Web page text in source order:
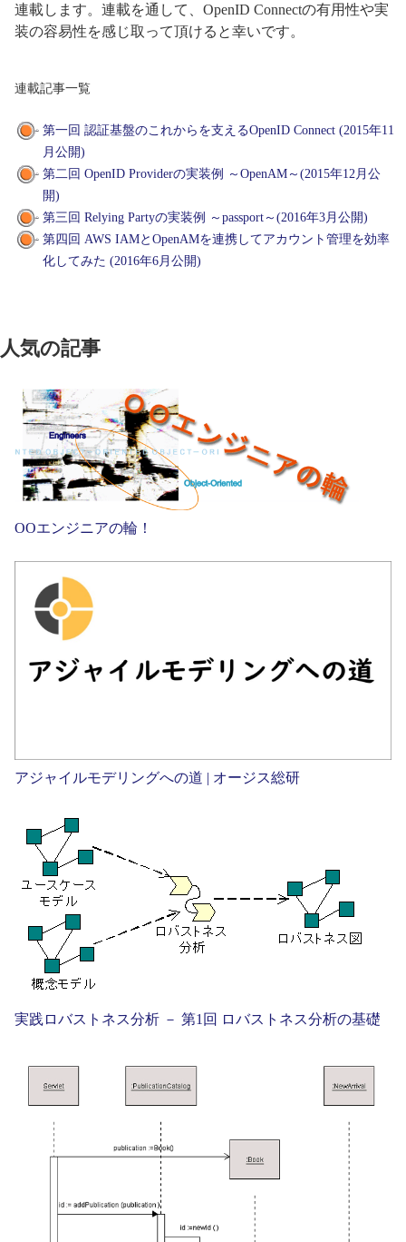
連載します。連載を通して、OpenID Connectの有用性や実
装の容易性を感じ取って頂けると幸いです。
連載記事一覧
第一回 認証基盤のこれからを支えるOpenID Connect (2015年11
月公開)
第二回 OpenID Providerの実装例 ～OpenAM～(2015年12月公
開)
第三回 Relying Partyの実装例 ～passport～(2016年3月公開)
第四回 AWS IAMとOpenAMを連携してアカウント管理を効率
化してみた (2016年6月公開)
人気の記事
OOエンジニアの輪！
アジャイルモデリングへの道 | オージス総研
実践ロバストネス分析 － 第1回 ロバストネス分析の基礎